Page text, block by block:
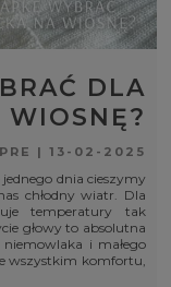
DLA
WIOSNĘ?
| 13-02-2025
dnia cieszymy
chłodny wiatr. Dla
temperatury tak
głowy to absolutna
i małego
wszystkim komfortu,